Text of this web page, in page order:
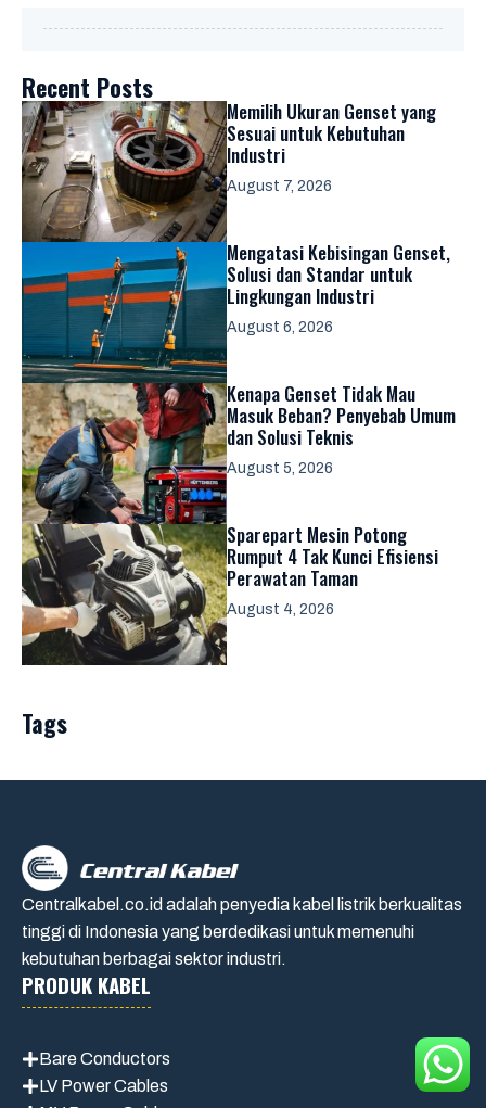
Recent Posts
Memilih Ukuran Genset yang
Sesuai untuk Kebutuhan
Industri
August 7, 2026
Mengatasi Kebisingan Genset,
Solusi dan Standar untuk
Lingkungan Industri
August 6, 2026
Kenapa Genset Tidak Mau
Masuk Beban? Penyebab Umum
dan Solusi Teknis
August 5, 2026
Sparepart Mesin Potong
Rumput 4 Tak Kunci Efisiensi
Perawatan Taman
August 4, 2026
Tags
Centralkabel.co.id adalah penyedia kabel listrik berkualitas
tinggi di Indonesia yang berdedikasi untuk memenuhi
kebutuhan berbagai sektor industri.
PRODUK KABEL
Bare Conductors
LV Power Cables